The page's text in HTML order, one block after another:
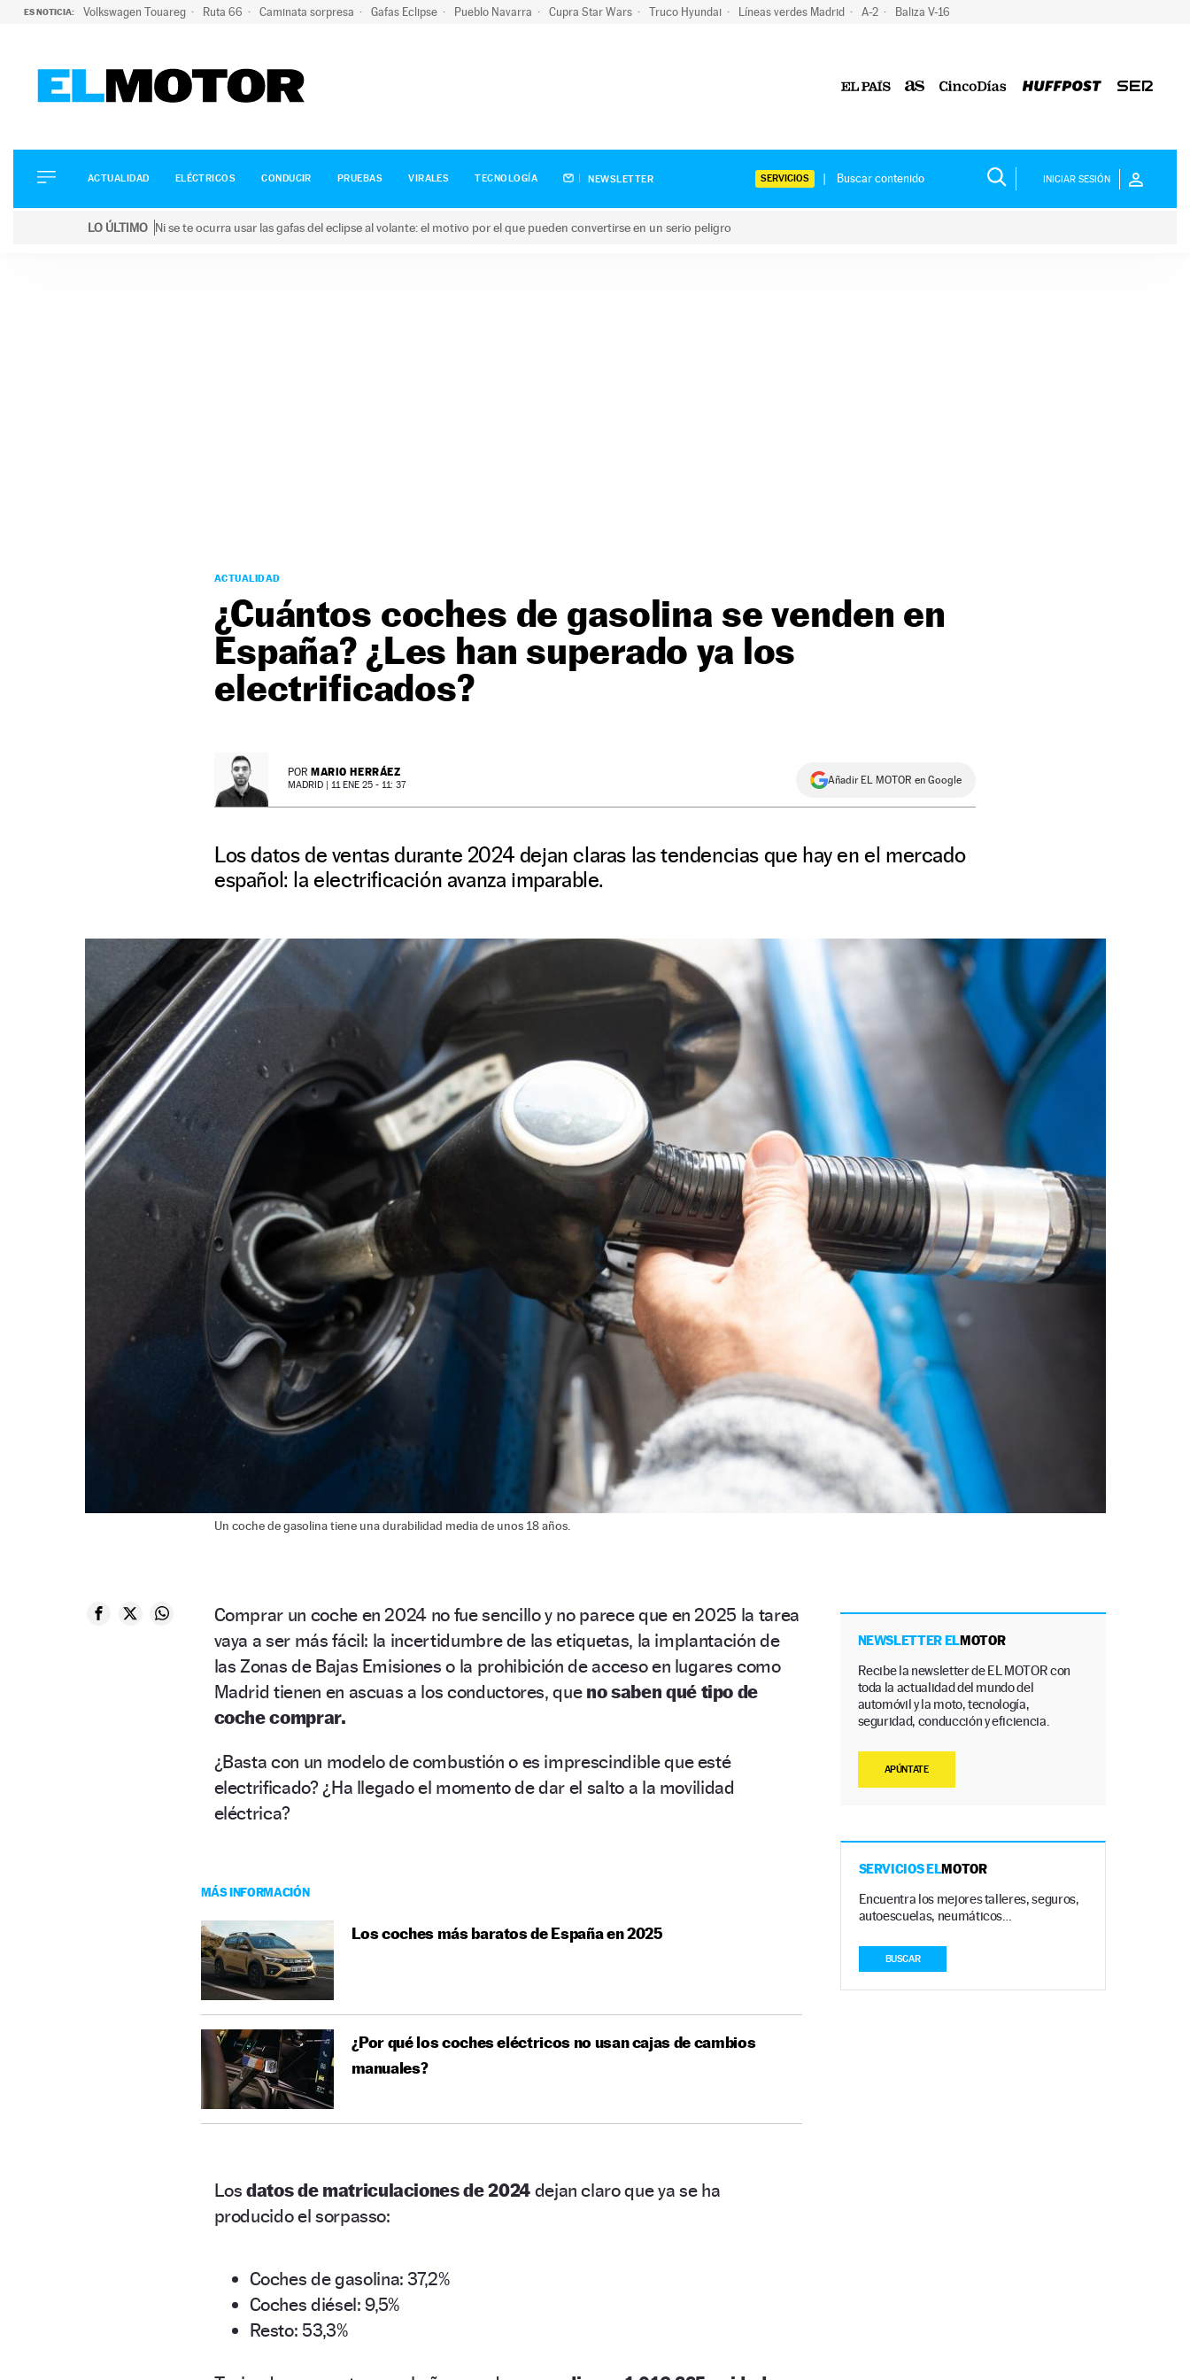
ES NOTICIA: Volkswagen Touareg Ruta 66 Caminata sorpresa Gafas Eclipse Pueblo Navarra Cupra Star Wars Truco Hyundai Líneas verdes Madrid A-2 Baliza V-16
ELÉCTRICOS
CONDUCIR
ACTUALIDAD ELÉCTRICOS CONDUCIR PRUEBAS VIRALES TECNOLOGÍA NEWSLETTER SERVICIOS INICIAR SESIÓN
LO ÚLTIMO Ni se te ocurra usar las gafas del eclipse al volante: el motivo por el que pueden convertirse en un serio peligro
ACTUALIDAD
¿Cuántos coches de gasolina se venden en
España? ¿Les han superado ya los
electrificados?
POR MARIO HERRÁEZ
MADRID | 11 ENE 25 - 11: 37 Añadir EL MOTOR en Google
Los datos de ventas durante 2024 dejan claras las tendencias que hay en el mercado
español: la electrificación avanza imparable.
Un coche de gasolina tiene una durabilidad media de unos 18 años.
Comprar un coche en 2024 no fue sencillo y no parece que en 2025 la tarea
vaya a ser más fácil: la incertidumbre de las etiquetas, la implantación de
las Zonas de Bajas Emisiones o la prohibición de acceso en lugares como
Madrid tienen en ascuas a los conductores, que no saben qué tipo de
coche comprar.
¿Basta con un modelo de combustión o es imprescindible que esté
electrificado? ¿Ha llegado el momento de dar el salto a la movilidad
eléctrica?
MÁS INFORMACIÓN
Los coches más baratos de España en 2025
¿Por qué los coches eléctricos no usan cajas de cambios
manuales?
Losdatos de matriculaciones de 2024 dejan claro que ya se ha
producido el sorpasso:
Coches de gasolina: 37,2%
Coches diésel: 9,5%
Resto: 53,3%
NEWSLETTER ELMOTOR
Recibe la newsletter de EL MOTOR con
toda la actualidad del mundo del
automóvil y la moto, tecnología,
seguridad, conducción y eficiencia.
APÚNTATE
SERVICIOS ELMOTOR
Encuentra los mejores talleres, seguros,
autoescuelas, neumáticos…
BUSCAR